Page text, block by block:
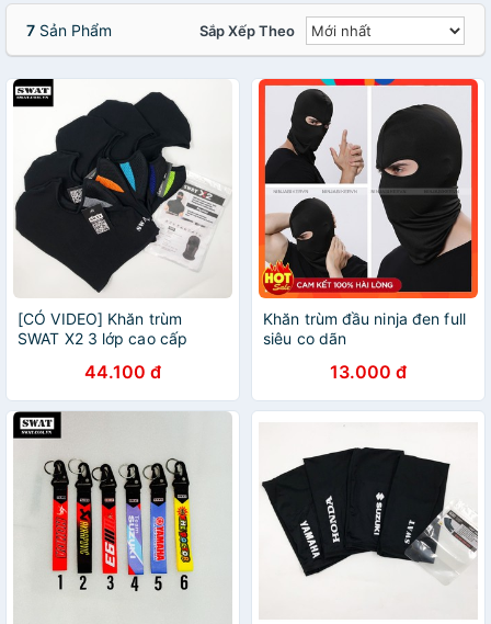
7 Sản Phẩm Sắp Xếp Theo
[CÓ VIDEO] Khăn trùm
SWAT X2 3 lớp cao cấp
44.100 đ
Khăn trùm đầu ninja đen full
siêu co dãn
13.000 đ